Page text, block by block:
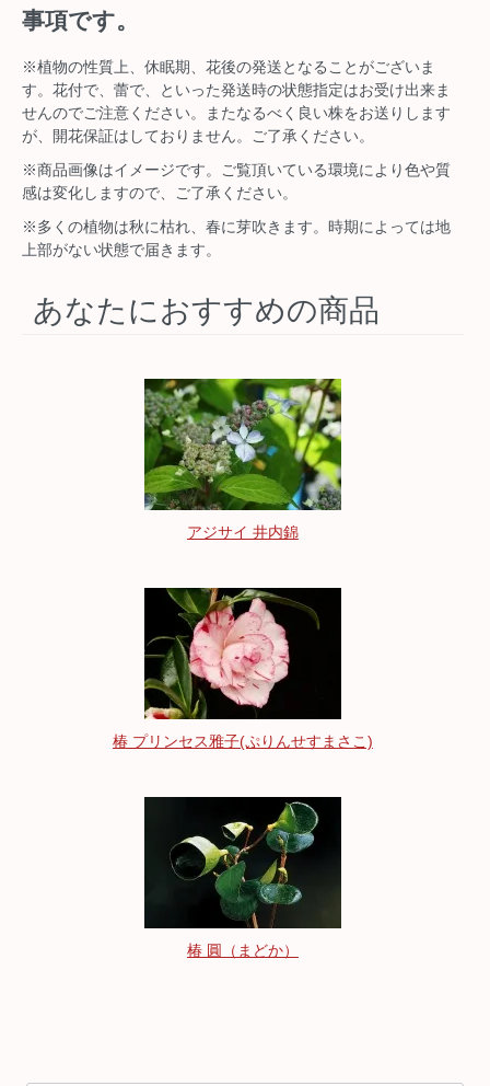
事項です。
※植物の性質上、休眠期、花後の発送となることがございま
す。花付で、蕾で、といった発送時の状態指定はお受け出来ま
せんのでご注意ください。またなるべく良い株をお送りします
が、開花保証はしておりません。ご了承ください。
※商品画像はイメージです。ご覧頂いている環境により色や質
感は変化しますので、ご了承ください。
※多くの植物は秋に枯れ、春に芽吹きます。時期によっては地
上部がない状態で届きます。
あなたにおすすめの商品
アジサイ 井内錦
椿 プリンセス雅子(ぷりんせすまさこ)
椿 圓（まどか）